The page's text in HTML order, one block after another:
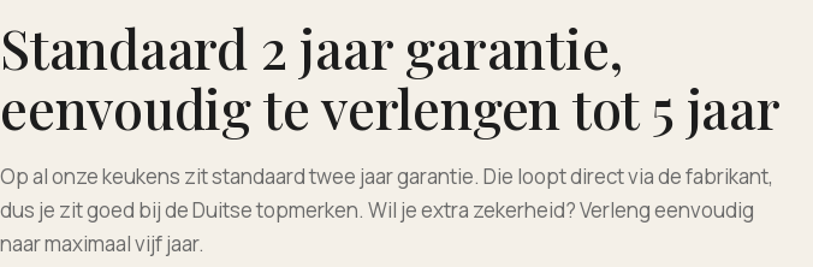
Standaard 2 jaar garantie,
eenvoudig te verlengen tot 5 jaar
Op al onze keukens zit standaard twee jaar garantie. Die loopt direct via de fabrikant,
dus je zit goed bij de Duitse topmerken. Wil je extra zekerheid? Verleng eenvoudig
naar maximaal vijf jaar.